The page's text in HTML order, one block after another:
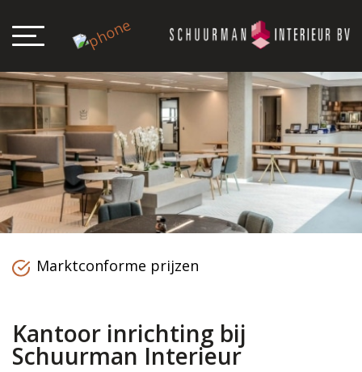
Marktconforme prijzen
Kantoor inrichting bij
Schuurman Interieur